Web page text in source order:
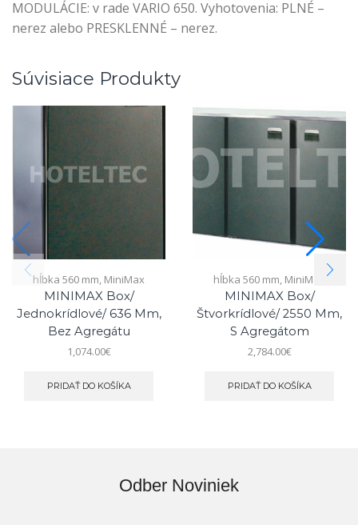
MODULÁCIE: v rade VARIO 650. Vyhotovenia: PLNÉ –
nerez alebo PRESKLENNÉ – nerez.
Súvisiace Produkty
hĺbka 560 mm MiniMax
MINIMAX Box/
Jednokrídlové/ 636 Mm,
Bez Agregátu
1,074.00€
PRIDAŤ DO KOŠÍKA
hĺbka 560 mm MiniMax
MINIMAX Box/
Štvorkrídlové/ 2550 Mm,
S Agregátom
2,784.00€
PRIDAŤ DO KOŠÍKA
Odber Noviniek